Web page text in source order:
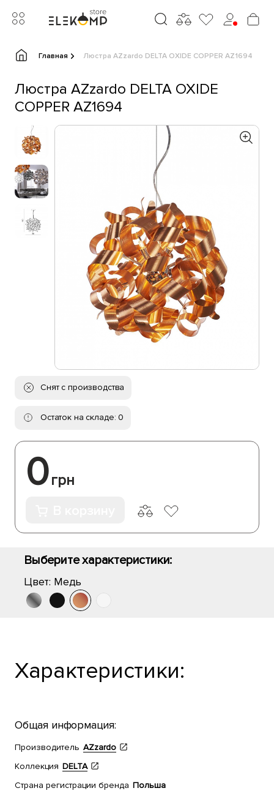
Главная Люстра AZzardo DELTA OXIDE COPPER AZ1694
Люстра AZzardo DELTA OXIDE
COPPER AZ1694
Снят с производства
Остаток на складе: 0
0грн
Выберите характеристики:
Цвет: Медь
Характеристики:
Общая информация:
Производитель AZzardo
Коллекция DELTA
Страна регистрации бренда Польша